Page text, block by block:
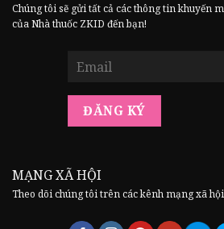
Chúng tôi sẽ gửi tất cả các thông tin khuyến
của Nhà thuốc ZKID đến bạn!
MẠNG XÃ HỘI
Theo dõi chúng tôi trên các kênh mạng xã hội